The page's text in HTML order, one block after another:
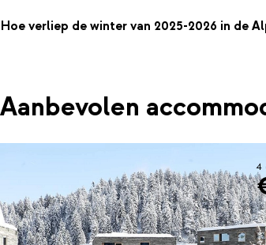
Hoe verliep de winter van 2025-2026 in de
Aanbevolen
4